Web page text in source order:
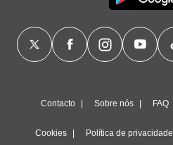
Contacto Sobre nós FAQ
Cookies Política de privacidade